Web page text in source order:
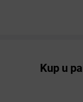
Kup u